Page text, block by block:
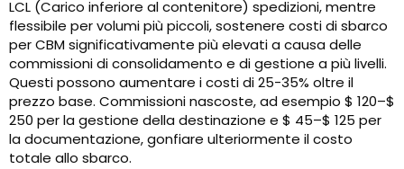
LCL (Carico inferiore al contenitore) spedizioni, mentre
flessibile per volumi più piccoli, sostenere costi di sbarco
per CBM significativamente più elevati a causa delle
commissioni di consolidamento e di gestione a più livelli.
Questi possono aumentare i costi di 25-35% oltre il
prezzo base. Commissioni nascoste, ad esempio $ 120–$
250 per la gestione della destinazione e $ 45–$ 125 per
la documentazione, gonfiare ulteriormente il costo
totale allo sbarco.